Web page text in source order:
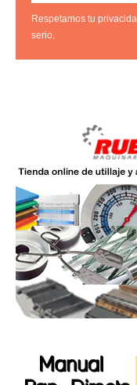
Respetamos tu
serio.